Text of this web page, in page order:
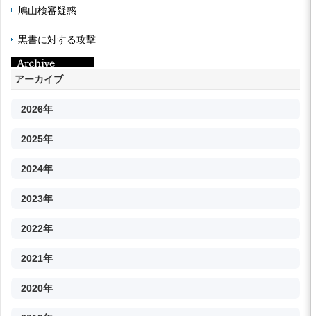
鳩山検審疑惑
黒書に対する攻撃
アーカイブ
2026年
2025年
2024年
2023年
2022年
2021年
2020年